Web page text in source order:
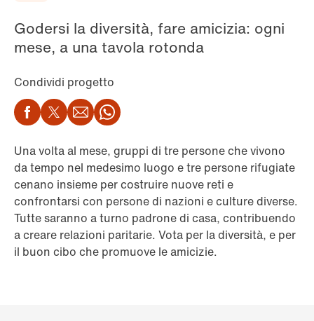
Godersi la diversità, fare amicizia: ogni
mese, a una tavola rotonda
Condividi progetto
Facebook
Twitter
EmailWhatsApp
Una volta al mese, gruppi di tre persone che vivono
da tempo nel medesimo luogo e tre persone rifugiate
cenano insieme per costruire nuove reti e
confrontarsi con persone di nazioni e culture diverse.
Tutte saranno a turno padrone di casa, contribuendo
a creare relazioni paritarie. Vota per la diversità, e per
il buon cibo che promuove le amicizie.